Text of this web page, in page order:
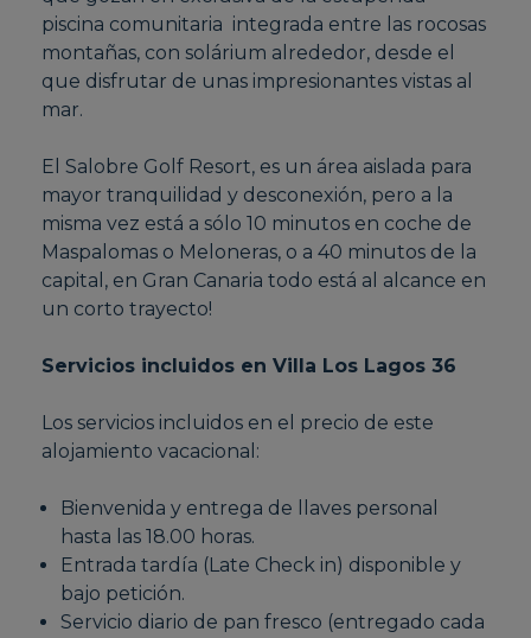
piscina comunitaria integrada entre las rocosas
montañas, con solárium alrededor, desde el
que disfrutar de unas impresionantes vistas al
mar.
El Salobre Golf Resort, es un área aislada para
mayor tranquilidad y desconexión, pero a la
misma vez está a sólo 10 minutos en coche de
Maspalomas o Meloneras, o a 40 minutos de la
capital, en Gran Canaria todo está al alcance en
un corto trayecto!
Servicios incluidos en Villa Los Lagos 36
Los servicios incluidos en el precio de este
alojamiento vacacional:
Bienvenida y entrega de llaves personal
hasta las 18.00 horas.
Entrada tardía (Late Check in) disponible y
bajo petición.
Servicio diario de pan fresco (entregado cada